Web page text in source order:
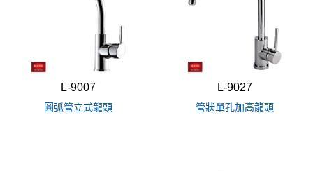
L-9007
圓弧管立式龍頭
L-9027
管狀單孔加高龍頭